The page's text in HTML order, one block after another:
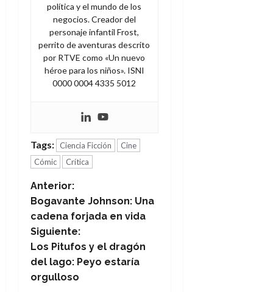
política y el mundo de los
negocios. Creador del
personaje infantil Frost,
perrito de aventuras descrito
por RTVE como «Un nuevo
héroe para los niños». ISNI
0000 0004 4335 5012
Tags: Ciencia Ficción
Cine
Cómic
Crítica
N
a
v
e
Anterior:
Bogavante Johnson: Una
cadena forjada en vida
Siguiente:
Los Pitufos y el dragón
del lago: Peyo estaría
orgulloso